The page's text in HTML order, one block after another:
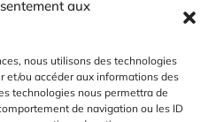
aux
nous utilisons des technologies
et/ou accéder aux informations des
technologies nous permettra de
de navigation ou les ID
ÉLECTRICITÉ INDUSTRIELLE